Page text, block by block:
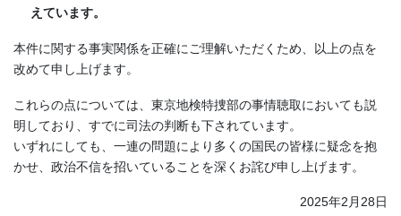
えています。
本件に関する事実関係を正確にご理解いただくため、以上の点を
改めて申し上げます。
これらの点については、東京地検特捜部の事情聴取においても説
明しており、すでに司法の判断も下されています。
いずれにしても、一連の問題により多くの国民の皆様に疑念を抱
かせ、政治不信を招いていることを深くお詫び申し上げます。
2025年2月28日